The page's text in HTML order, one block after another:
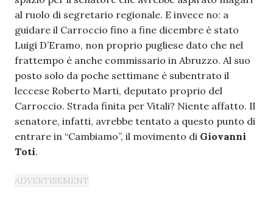
al ruolo di segretario regionale. E invece no: a
guidare il Carroccio fino a fine dicembre è stato
Luigi D’Eramo, non proprio pugliese dato che nel
frattempo è anche commissario in Abruzzo. Al suo
posto solo da poche settimane è subentrato il
leccese Roberto Marti, deputato proprio del
Carroccio. Strada finita per Vitali? Niente affatto. Il
senatore, infatti, avrebbe tentato a questo punto di
entrare in “Cambiamo”, il movimento di Giovanni
Toti.